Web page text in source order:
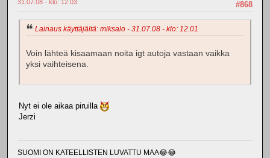
#868
31.07.08 - klo: 12.03
Lainaus käyttäjältä: miksalo - 31.07.08 - klo: 12.01
Voin lähteä kisaamaan noita igt autoja vastaan vaikka
yksi vaihteisena.
Nyt ei ole aikaa piruilla
Jerzi
SUOMI ON KATEELLISTEN LUVATTU MAA😂😂